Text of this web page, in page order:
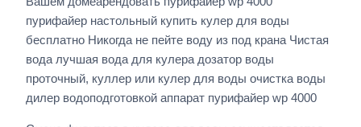
пурифайер настольный купить кулер для воды
бесплатно Никогда не пейте воду из под крана Чистая
вода лучшая вода для кулера дозатор воды
проточный, куллер или кулер для воды очистка воды
дилер водоподготовкой аппарат пурифайер wp 4000